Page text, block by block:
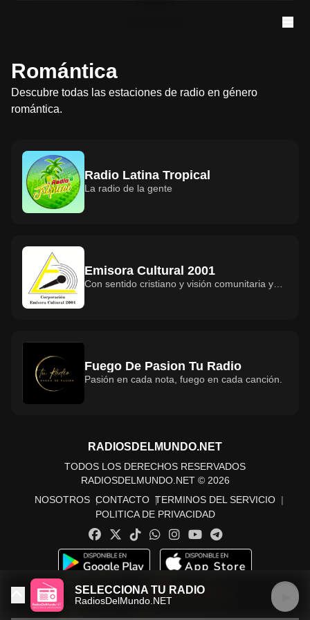
Romántica
Descubre todas las estaciones de radio en género
romántica.
Radio Latina Tropical
La radio de la gente
Emisora Cultural 2001
Con sentido cristiano y visión comunitaria y
Fuego De Pasion Tu Radio
Pasión en cada nota, fuego en cada canción.
RADIOSDELMUNDO.NET
TODOS LOS DERECHOS RESERVADOS
RADIOSDELMUNDO.NET © 2026
NOSOTROS CONTACTO TERMINOS DEL SERVICIO
POLITICA DE PRIVACIDAD
SELECCIONA TU RADIO
RadiosDelMundo.NET